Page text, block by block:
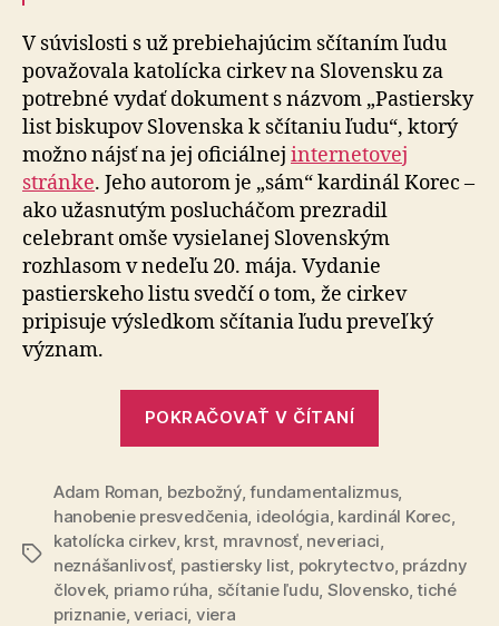
V súvislosti s už prebiehajúcim sčítaním ľudu
považovala katolícka cirkev na Slovensku za
potrebné vydať dokument s názvom „Pastiersky
list biskupov Slovenska k sčítaniu ľudu“, ktorý
možno nájsť na jej oficiálnej internetovej
stránke. Jeho autorom je „sám“ kardinál Korec –
ako užasnutým poslucháčom prezradil
celebrant omše vysielanej Slovenským
rozhlasom v nedeľu 20. mája. Vydanie
pastierskeho listu svedčí o tom, že cirkev
pripisuje výsledkom sčítania ľudu preveľký
význam.
POKRAČOVAŤ V ČÍTANÍ
Korca“
Značky
Adam Roman bezbožný,fundamentalizmus,
hanobenie presvedčenia ideológia kardinál Korec
katolícka cirkev, krst, mravnosť, neveriaci
neznášanlivosť, pastiersky list pokrytectvo, prázdny
človek, priamo rúha sčítanie ľudu Slovensko,tiché
priznanie,veriaci viera